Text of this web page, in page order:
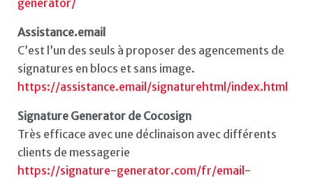
Assistance.email
C’est l’un des seuls à proposer des agencements de
signatures en blocs et sans image.
https://assistance.email/signaturehtml/index.html
Signature Generator de Cocosign
Très efficace avec une déclinaison avec différents
clients de messagerie
https://signature-generator.com/fr/email-